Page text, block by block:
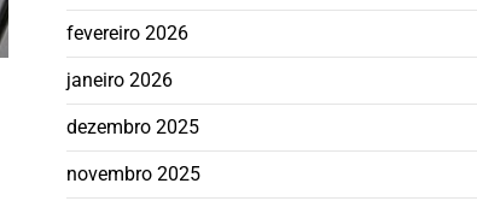
fevereiro 2026
janeiro 2026
dezembro 2025
novembro 2025